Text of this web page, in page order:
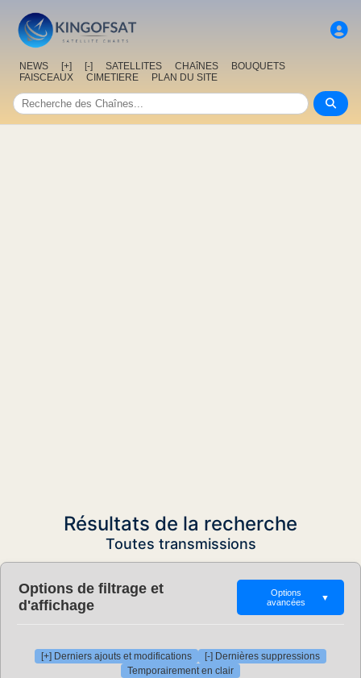
NEWS [+] [-] SATELLITES CHAîNES
BOUQUETS
FAISCEAUX
CIMETIERE PLAN DU SITE
Résultats de la recherche
Toutes transmissions
Options de filtrage et
d'affichage
Options
avancées
▼
[+] Derniers ajouts et modifications
[-] Dernières suppressions
Temporairement en clair